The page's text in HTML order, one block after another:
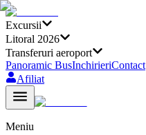
Excursii
Litoral 2026
Transferuri aeroport
Panoramic BusInchirieriContact
Afiliat
Meniu